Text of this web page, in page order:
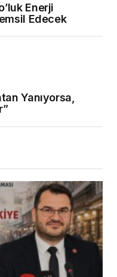
Enerji
Edecek
Yanıyorsa,